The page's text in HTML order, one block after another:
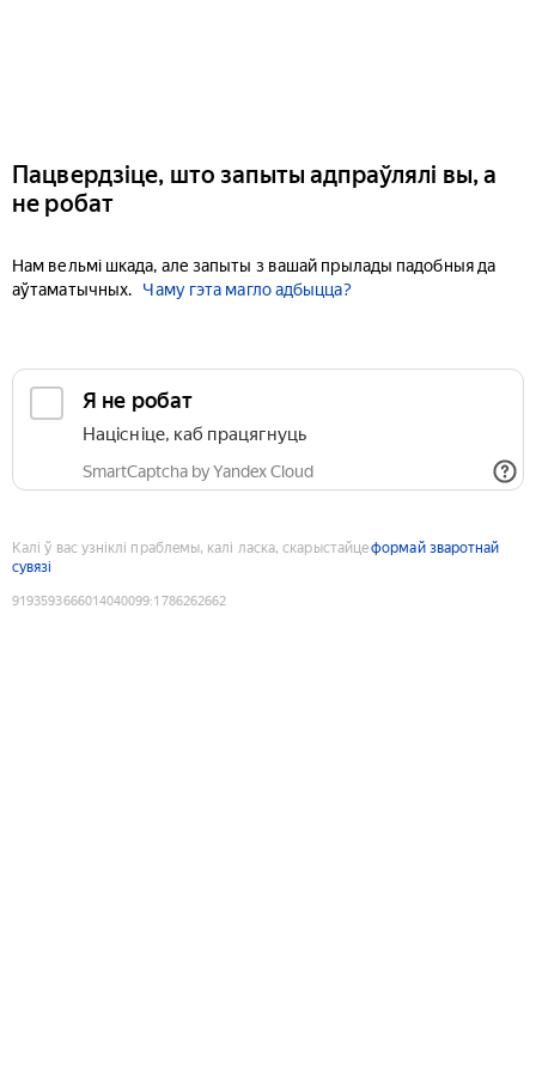
Пацвердзіце, што запыты адпраўлялі вы, а
не робат
Нам вельмі шкада, але запыты з вашай прылады падобныя да
аўтаматычных.
Чаму гэта магло адбыцца?
Я не робат
Націсніце, каб працягнуць
SmartCaptcha by Yandex Cloud
Калі ў вас узніклі праблемы, калі ласка, скарыстайцеформай зваротнай
сувязі
9193593666014040099:1786262662